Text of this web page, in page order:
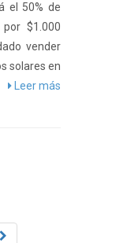
el 50% de
$1.000
vender
solares en
Leer más